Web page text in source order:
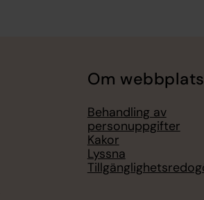
Om
Behandling av
personuppgifter
Kakor
Lyssna